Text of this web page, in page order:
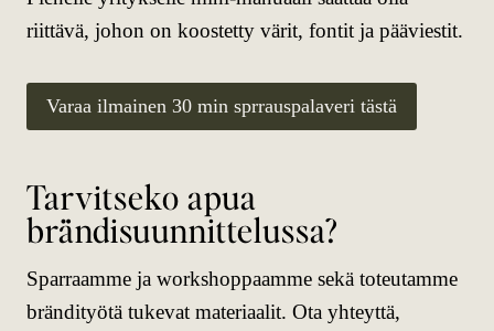
riittävä, johon on koostetty värit, fontit ja pääviestit.
Varaa ilmainen 30 min sprrauspalaveri tästä
Tarvitseko apua
brändisuunnittelussa?
Sparraamme ja workshoppaamme sekä toteutamme
brändityötä tukevat materiaalit. Ota yhteyttä,